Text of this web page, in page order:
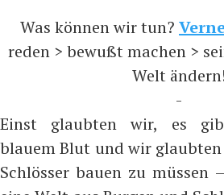
Was können wir tun?
reden > bewußt machen >
Welt
-
Einst glaubten wir, es
blauem Blut und wir
Schlösser bauen zu müssen